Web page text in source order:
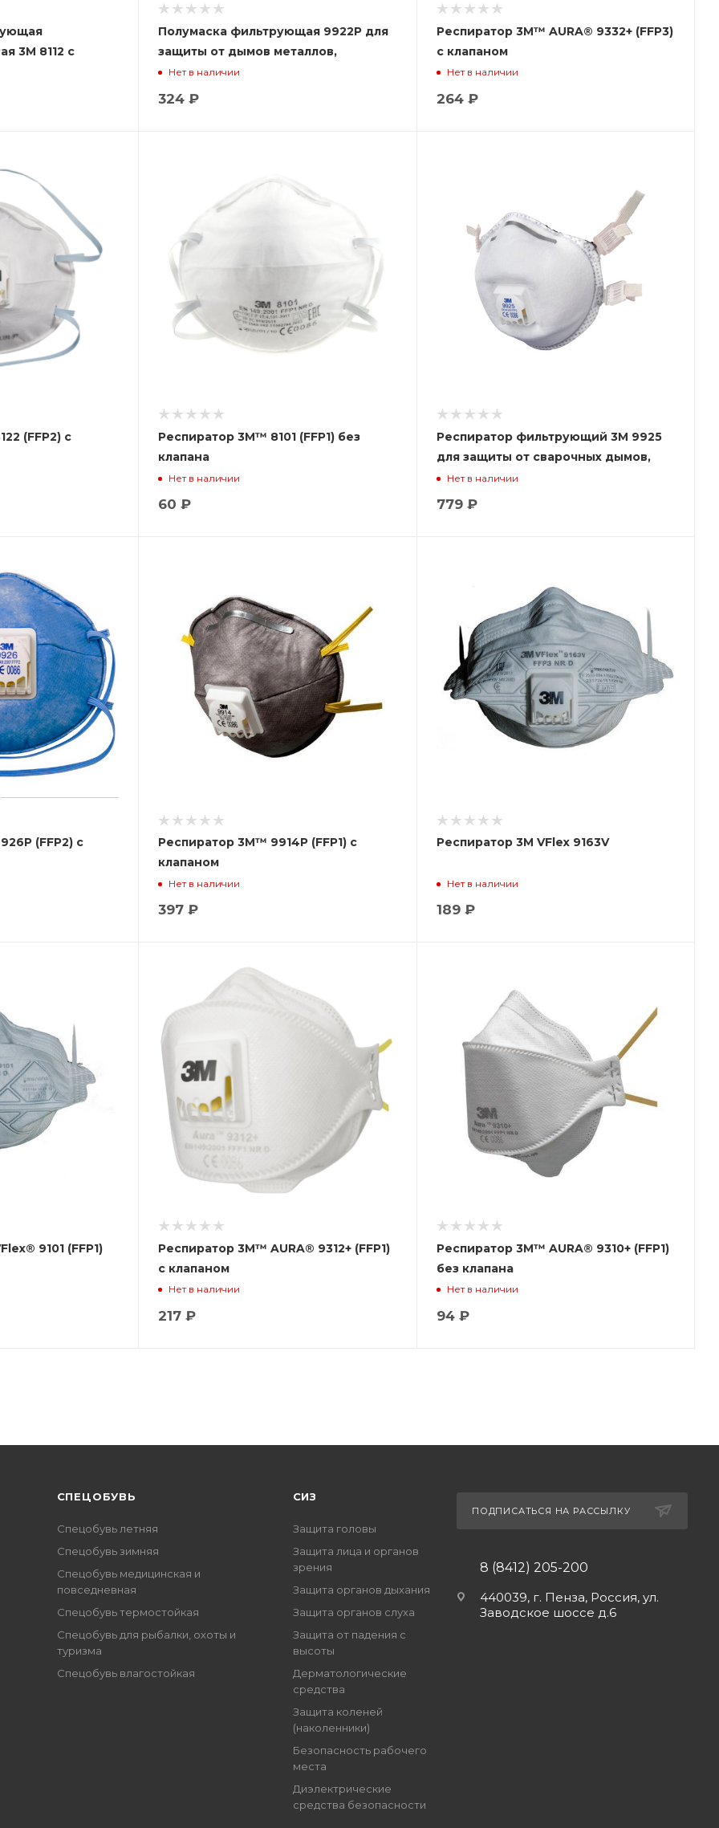
3М 8112 с
Полумаска фильтрующая 9922Р для
защиты от дымов металлов,
сварочных аэрозолей, пыли, озона,
запахов
Нет в наличии
324 ₽
Респиратор 3М™ AURA® 9332+ (FFP3)
с клапаном
Нет в наличии
264 ₽
(FFP2) с
Респиратор 3М™ 8101 (FFP1) без
клапана
Нет в наличии
60 ₽
Респиратор фильтрующий 3М 9925
для защиты от сварочных дымов,
озона, органических паров (с
клапаном выдоха)
Нет в наличии
779 ₽
(FFP2) с
Респиратор 3М™ 9914P (FFP1) с
клапаном
Нет в наличии
397 ₽
Респиратор 3М VFlex 9163V
Нет в наличии
189 ₽
9101 (FFP1)
Респиратор 3М™ AURA® 9312+ (FFP1)
с клапаном
Нет в наличии
217 ₽
Респиратор 3М™ AURA® 9310+ (FFP1)
без клапана
Нет в наличии
94 ₽
CПЕЦОБУВЬ
Спецобувь летняя
Спецобувь зимняя
Спецобувь медицинская и
повседневная
Спецобувь термостойкая
Спецобувь для рыбалки, охоты и
туризма
Спецобувь влагостойкая
СИЗ
Защита головы
Защита лица и органов
зрения
Защита органов дыхания
Защита органов слуха
Защита от падения с
высоты
Дерматологические
средства
Защита коленей
(наколенники)
Безопасность рабочего
места
Диэлектрические
средства безопасности
ПОДПИСАТЬСЯ НА РАССЫЛКУ
8 (8412) 205-200
440039, г. Пенза, Россия, ул.
Заводское шоссе д.6